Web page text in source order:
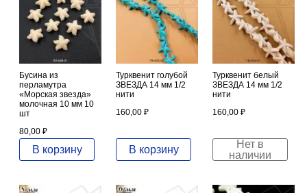
Бусина из
перламутра
«Морская звезда»
молочная 10 мм 10
шт
80,00 ₽
В корзину
Турквенит голубой
ЗВЕЗДА 14 мм 1/2
нити
160,00 ₽
В корзину
Турквенит белый
ЗВЕЗДА 14 мм 1/2
нити
160,00 ₽
Нет в
наличии